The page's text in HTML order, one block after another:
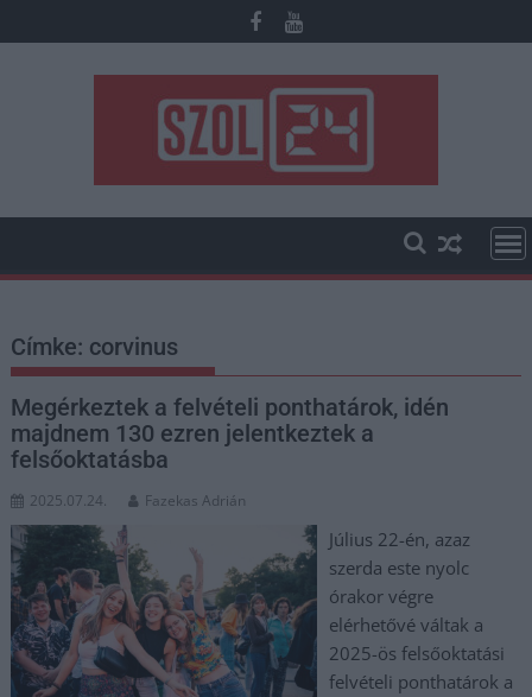
to
Címke: corvinus
Megérkeztek a felvételi ponthatárok, idén
majdnem 130 ezren jelentkeztek a
felsőoktatásba
2025.07.24. Fazekas Adrián
Július 22-én, azaz
szerda este nyolc
órakor végre
elérhetővé váltak a
2025-ös felsőoktatási
felvételi ponthatárok a